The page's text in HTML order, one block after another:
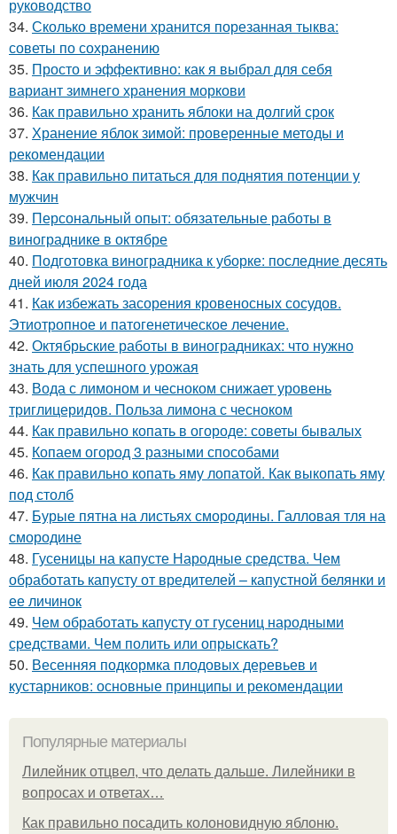
руководство
34. Сколько времени хранится порезанная тыква:
советы по сохранению
35. Просто и эффективно: как я выбрал для себя
вариант зимнего хранения моркови
36. Как правильно хранить яблоки на долгий срок
37. Хранение яблок зимой: проверенные методы и
рекомендации
38. Как правильно питаться для поднятия потенции у
мужчин
39. Персональный опыт: обязательные работы в
винограднике в октябре
40. Подготовка виноградника к уборке: последние десять
дней июля 2024 года
41. Как избежать засорения кровеносных сосудов.
Этиотропное и патогенетическое лечение.
42. Октябрьские работы в виноградниках: что нужно
знать для успешного урожая
43. Вода с лимоном и чесноком снижает уровень
триглицеридов. Польза лимона с чесноком
44. Как правильно копать в огороде: советы бывалых
45. Копаем огород 3 разными способами
46. Как правильно копать яму лопатой. Как выкопать яму
под столб
47. Бурые пятна на листьях смородины. Галловая тля на
смородине
48. Гусеницы на капусте Народные средства. Чем
обработать капусту от вредителей – капустной белянки и
ее личинок
49. Чем обработать капусту от гусениц народными
средствами. Чем полить или опрыскать?
50. Весенняя подкормка плодовых деревьев и
кустарников: основные принципы и рекомендации
Популярные материалы
Лилейник отцвел, что делать дальше. Лилейники в
вопросах и ответах…
Как правильно посадить колоновидную яблоню.